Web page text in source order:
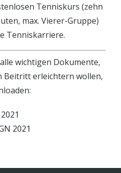
Tenniskurs (zehn
max. Vierer-Gruppe)
Tenniskarriere.
wichtigen Dokumente,
Beitritt erleichtern wollen,
2021